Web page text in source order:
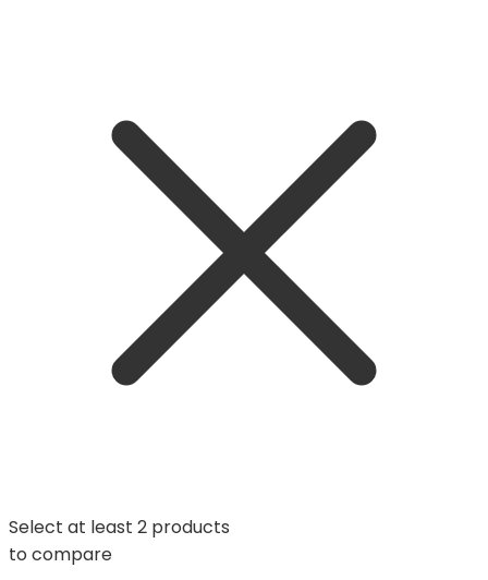
Select at least 2 products
to compare